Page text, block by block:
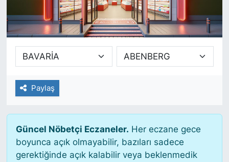
Paylaş
Güncel Nöbetçi Eczaneler. Her eczane gece
boyunca açık olmayabilir, bazıları sadece
gerektiğinde açık kalabilir veya beklenmedik
SİYASET
SAĞLIK